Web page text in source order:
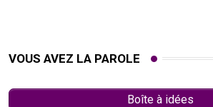
VOUS AVEZ LA PAROLE
Boîte à idées